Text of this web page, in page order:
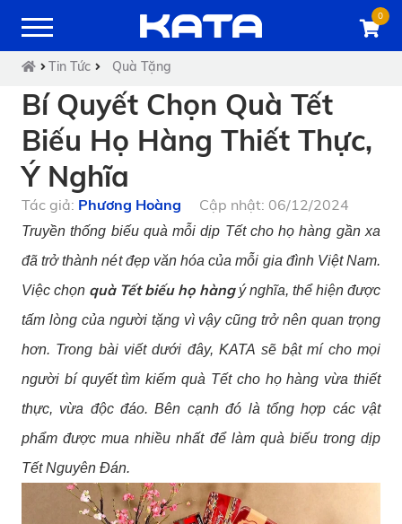
0
Tin Tức Quà Tặng
Bí Quyết Chọn Quà Tết
Biếu Họ Hàng Thiết Thực,
Ý Nghĩa
Tác giả: Phương Hoàng Cập nhật: 06/12/2024
Truyền thống biếu quà mỗi dịp Tết cho họ hàng gần xa
đã trở thành nét đẹp văn hóa của mỗi gia đình Việt Nam.
Việc chọn quà Tết biếu họ hàngý nghĩa, thể hiện được
tấm lòng của người tặng vì vậy cũng trở nên quan trọng
hơn. Trong bài viết dưới đây, KATA sẽ bật mí cho mọi
người bí quyết tìm kiếm quà Tết cho họ hàng vừa thiết
thực, vừa độc đáo. Bên cạnh đó là tổng hợp các vật
phẩm được mua nhiều nhất để làm quà biếu trong dịp
Tết Nguyên Đán.